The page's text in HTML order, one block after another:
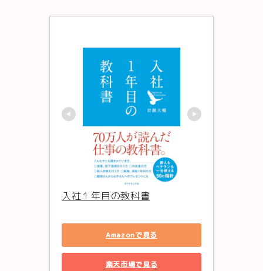
入社１年目の教科書
Amazonで見る
楽天市場で見る